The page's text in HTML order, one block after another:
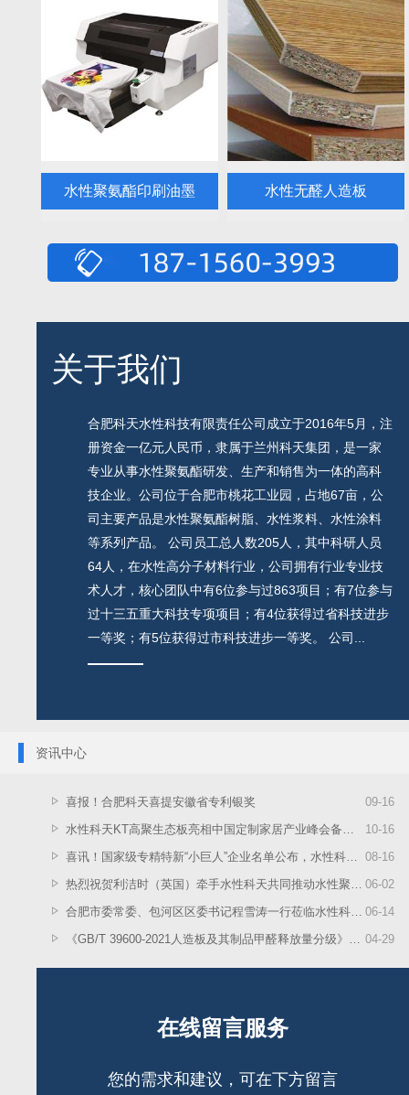
水性聚氨酯印刷油墨 水性无醛人造板
关于我们
合肥科天水性科技有限责任公司成立于2016年5月，注
册资金一亿元人民币，隶属于兰州科天集团，是一家
专业从事水性聚氨酯研发、生产和销售为一体的高科
技企业。公司位于合肥市桃花工业园，占地67亩，公
司主要产品是水性聚氨酯树脂、水性浆料、水性涂料
等系列产品。 公司员工总人数205人，其中科研人员
64人，在水性高分子材料行业，公司拥有行业专业技
术人才，核心团队中有6位参与过863项目；有7位参与
过十三五重大科技专项项目；有4位获得过省科技进步
一等奖；有5位获得过市科技进步一等奖。 公司...
资讯中心
09-16
喜报！合肥科天喜提安徽省专利银奖
10-16
水性科天KT高聚生态板亮相中国定制家居产业峰会备受行业青睐
08-16
喜讯！国家级专精特新“小巨人”企业名单公布，水性科天上榜
06-02
热烈祝贺利洁时（英国）牵手水性科天共同推动水性聚氨酯材料技术应用
06-14
合肥市委常委、包河区区委书记程雪涛一行莅临水性科天考察指导工作
04-29
《GB/T 39600-2021人造板及其制品甲醛释放量分级》标准宣贯培训暨产业发展研讨会召开，水性科天作为参与起草单位受邀出席
在线留言服务
您的需求和建议，可在下方留言